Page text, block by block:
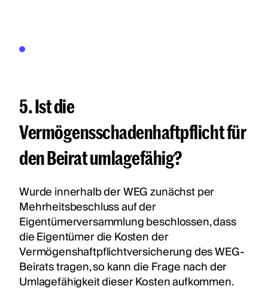
5. Ist die
Vermögensschadenhaftpflicht für
den Beirat umlagefähig?
Wurde innerhalb der WEG zunächst per
Mehrheitsbeschluss auf der
Eigentümerversammlung beschlossen, dass
die Eigentümer die Kosten der
Vermögenshaftpflichtversicherung des WEG-
Beirats tragen, so kann die Frage nach der
Umlagefähigkeit dieser Kosten aufkommen.